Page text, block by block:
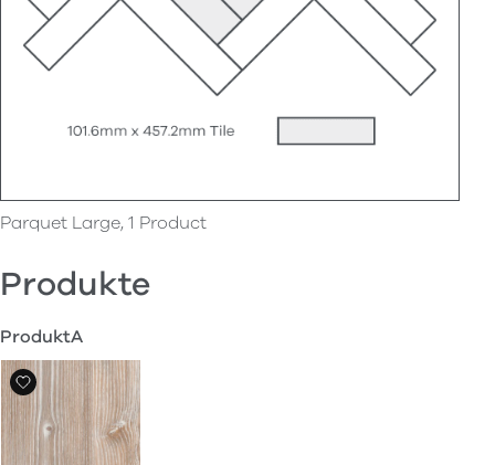
Parquet Large, 1 Product
Produkte
ProduktA